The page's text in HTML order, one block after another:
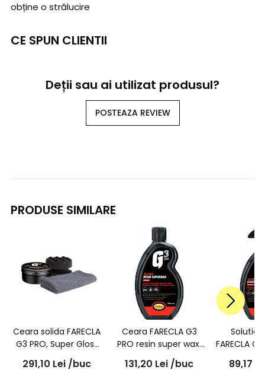
obține o strălucire
CE SPUN CLIENTII
Deții sau ai utilizat produsul?
POSTEAZA REVIEW
PRODUSE SIMILARE
Ceara solida FARECLA
G3 PRO, Super Gloss
Wax 2.0, 7266, 150g
291,10 Lei /buc
Ceara FARECLA G3
PRO resin super wax,
500ml, 7166EX
131,20 Lei /buc
Solutie
FARECLA
89,17